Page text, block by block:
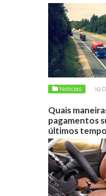
Notícias 19
Quais
pagamentos
últimos